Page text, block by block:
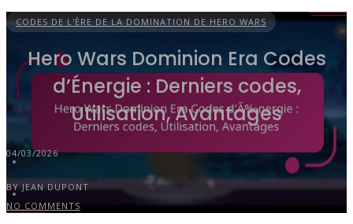
CODES DE L'ÈRE DE LA DOMINATION DE HERO WARS
Hero Wars Dominion Era Codes
d’Énergie : Derniers codes,
Utilisation, Avantages
04/03/2026
BY JEAN DUPONT
NO COMMENTS